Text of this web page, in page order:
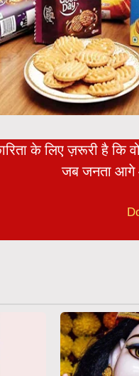
के लिए ज़रूरी है कि
जब जनता आगे